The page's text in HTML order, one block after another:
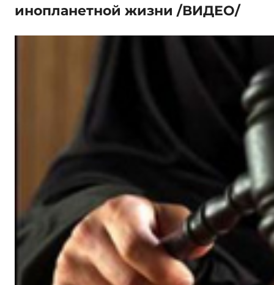
инопланетной жизни /ВИДЕО/